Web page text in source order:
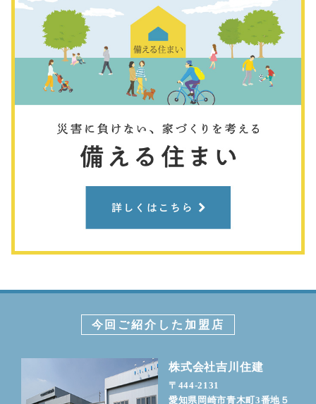
今回ご紹介した加盟店
株式会社吉川住建
〒444-2131
愛知県岡崎市青木町3番地５